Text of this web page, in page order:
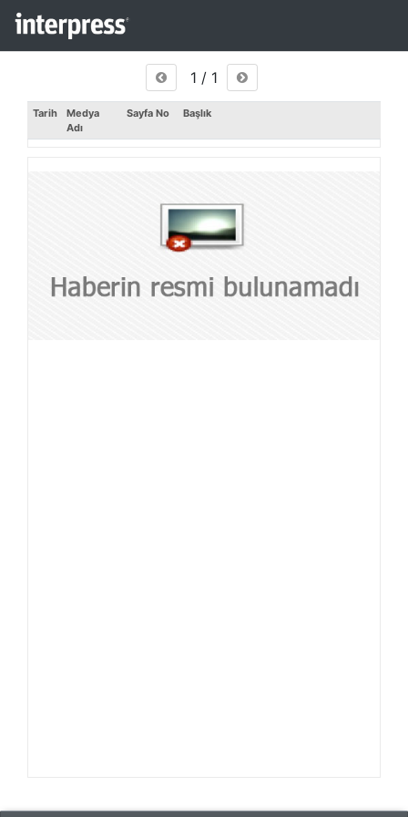
1 / 1
Tarih
Medya
Adı
Sayfa No Başlık